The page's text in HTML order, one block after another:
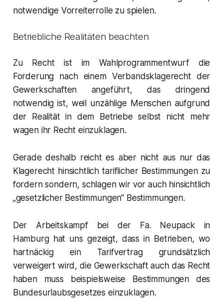
notwendige Vorreiterrolle zu spielen.
Betriebliche Realitäten beachten
Zu Recht ist im Wahlprogrammentwurf die
Forderung nach einem Verbandsklagerecht der
Gewerkschaften angeführt, das dringend
notwendig ist, weil unzählige Menschen aufgrund
der Realität in dem Betriebe selbst nicht mehr
wagen ihr Recht einzuklagen.
Gerade deshalb reicht es aber nicht aus nur das
Klagerecht hinsichtlich tariflicher Bestimmungen zu
fordern sondern, schlagen wir vor auch hinsichtlich
„gesetzlicher Bestimmungen“ Bestimmungen.
Der Arbeitskampf bei der Fa. Neupack in
Hamburg hat uns gezeigt, dass in Betrieben, wo
hartnäckig ein Tarifvertrag grundsätzlich
verweigert wird, die Gewerkschaft auch das Recht
haben muss beispielsweise Bestimmungen des
Bundesurlaubsgesetzes einzuklagen.